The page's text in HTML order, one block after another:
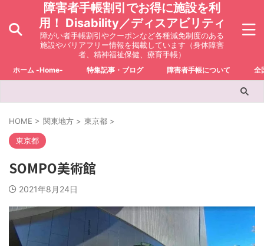
障害者手帳割引でお得に施設を利
用！ Disability／ディスアビリティ
障がい者手帳割引やクーポンなど各種減免制度のある
施設やバリアフリー情報を掲載しています（身体障害
者、精神福祉保健、療育手帳）
ホーム -Home- 特集記事・ブログ 障害者手帳について 全
HOME > 関東地方 > 東京都 >
東京都
SOMPO美術館
2021年8月24日